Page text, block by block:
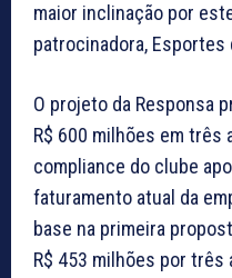
maior inclinação por
patrocinadora,
O projeto da Responsa
R$ 600 milhões em três
compliance do clube
faturamento atual da
base na primeira
R$ 453 milhões por